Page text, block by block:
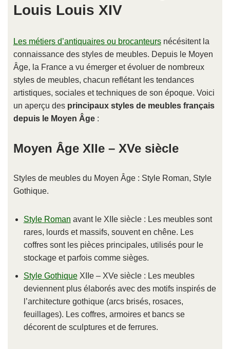
Louis Louis XIV
Les métiers d’antiquaires ou brocanteursnécésitent la
connaissance des styles de meubles. Depuis le Moyen
Âge, la France a vu émerger et évoluer de nombreux
styles de meubles, chacun reflétant les tendances
artistiques, sociales et techniques de son époque. Voici
un aperçu des principaux styles de meubles français
depuis le Moyen Âge:
Moyen Âge XIIe – XVe siècle
Styles de meubles du Moyen Âge : Style Roman, Style
Gothique.
Style Roman avant le XIIe siècle : Les meubles sont
rares, lourds et massifs, souvent en chêne. Les
coffres sont les pièces principales, utilisés pour le
stockage et parfois comme sièges.
Style GothiqueXIIe – XVe siècle : Les meubles
deviennent plus élaborés avec des motifs inspirés de
l’architecture gothique (arcs brisés, rosaces,
feuillages). Les coffres, armoires et bancs se
décorent de sculptures et de ferrures.